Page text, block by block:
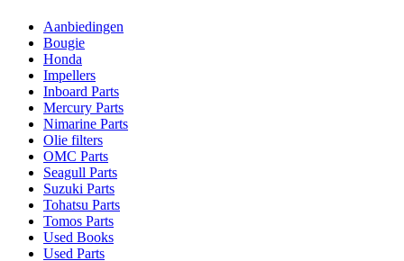
Aanbiedingen
Bougie
Honda
Impellers
Inboard Parts
Mercury Parts
Nimarine Parts
Olie filters
OMC Parts
Seagull Parts
Suzuki Parts
Tohatsu Parts
Tomos Parts
Used Books
Used Parts